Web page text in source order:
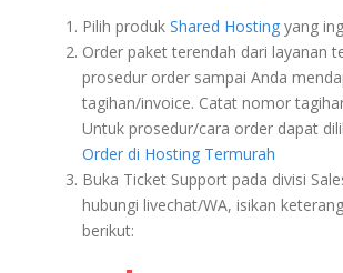
Pilih produk Shared Hosting yang
Order paket terendah dari layanan
prosedur order sampai Anda
tagihan/invoice. Catat nomor
Untuk prosedur/cara order dapat
Order di Hosting Termurah
Buka Ticket Support pada divisi
hubungi livechat/WA, isikan
berikut: